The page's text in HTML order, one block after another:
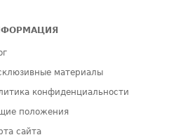
материалы
конфиденциальности
положения
сайта